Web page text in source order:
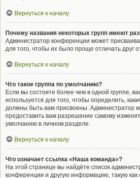
Вернуться к началу
Почему названия некоторых групп имеют
Администратор конференции может
для того, чтобы их было проще отличать друг
Вернуться к началу
Что такое группа по умолчанию?
Если вы состоите более чем в одной группе,
используется для того, чтобы определить,
должны быть вам присвоены. Администратор
предоставить вам разрешение самому
умолчанию в личном разделе.
Вернуться к началу
Что означает ссылка «Наша команда»?
На этой странице вы найдёте список
конференции и другую информацию, такую